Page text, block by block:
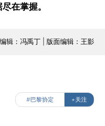
在掌握。
辑：冯禹丁 | 版面编辑：王影
#巴黎协定 +关注